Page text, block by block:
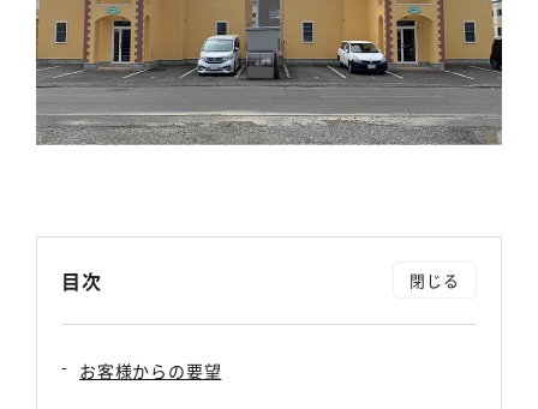
目次
お客様からの要望